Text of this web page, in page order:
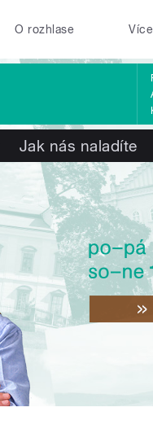
O rozhlase Více
Jak nás naladíte